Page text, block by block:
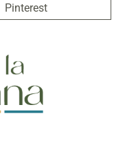
Pinterest